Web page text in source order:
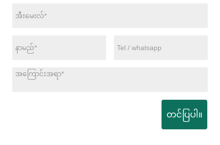
တင်ပြပါ။